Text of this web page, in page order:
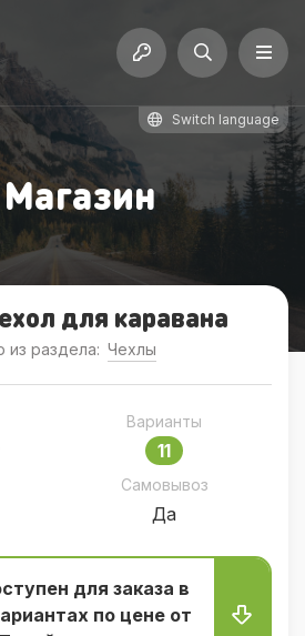
Switch language
Магазин
для каравана
из раздела: Чехлы
Варианты
11
Самовывоз
Да
для заказа в
по цене от